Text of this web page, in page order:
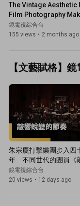
The Vintage Aesthetic
Film Photography
Comeback | A Different
Perspective | #Mirro...
鏡電視綜合台
155 views • 2 months ago
【文藝賦格】
朱宗慶打擊樂團步入四
年　不同世代的團員《
變的節奏》　迎接新試
戰　擊樂的節拍不停歇
鏡電視綜合台
20 views • 12 days ago